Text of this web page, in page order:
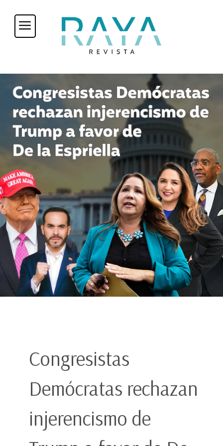
Congresistas
Demócratas rechazan
injerencismo de